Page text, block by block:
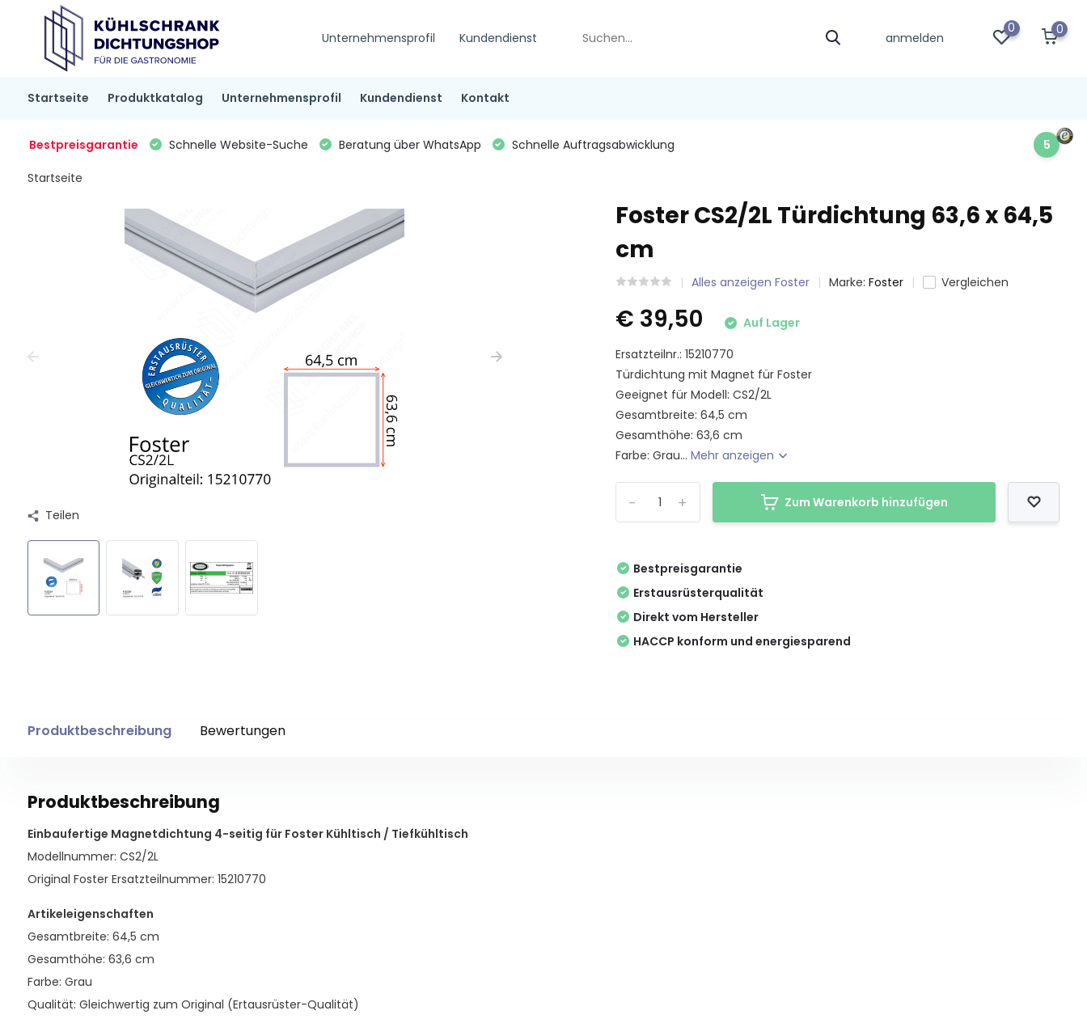
Unternehmensprofil Kundendienst anmelden
0 0
Startseite Produktkatalog Unternehmensprofil Kundendienst Kontakt
Bestpreisgarantie Schnelle Website-Suche Beratung über WhatsApp Schnelle Auftragsabwicklung 5
Startseite
Teilen
Foster CS2/2L Türdichtung 63,6 x 64,5
cm
Alles anzeigen Foster Marke:Foster Vergleichen
€ 39,50
Auf Lager
Ersatzteilnr.: 15210770
Türdichtung mit Magnet für Foster
Geeignet für Modell: CS2/2L
Gesamtbreite: 64,5 cm
Gesamthöhe: 63,6 cm
Farbe: Grau...Mehr anzeigen
+
- Zum Warenkorb hinzufügen
Bestpreisgarantie
Erstausrüsterqualität
Direkt vom Hersteller
HACCP konform und energiesparend
Produktbeschreibung Bewertungen
Produktbeschreibung
Einbaufertige Magnetdichtung 4-seitig für Foster Kühltisch / Tiefkühltisch
Modellnummer: CS2/2L
Original Foster Ersatzteilnummer: 15210770
Artikeleigenschaften
Gesamtbreite: 64,5 cm
Gesamthöhe: 63,6 cm
Farbe: Grau
Qualität: Gleichwertig zum Original (Ertausrüster-Qualität)